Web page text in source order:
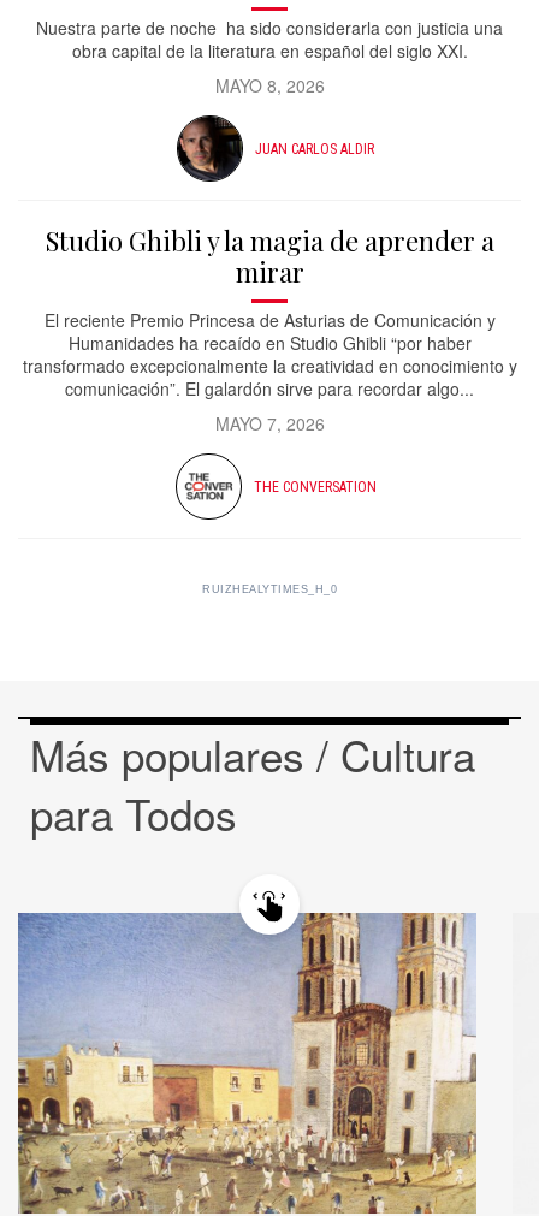
Nuestra parte de noche ha sido considerarla con justicia una
obra capital de la literatura en español del siglo XXI.
MAYO 8, 2026
JUAN CARLOS ALDIR
Studio Ghibli y la magia de aprender a
mirar
El reciente Premio Princesa de Asturias de Comunicación y
Humanidades ha recaído en Studio Ghibli “por haber
transformado excepcionalmente la creatividad en conocimiento y
comunicación”. El galardón sirve para recordar algo...
MAYO 7, 2026
THE CONVERSATION
RUIZHEALYTIMES_H_0
Más populares / Cultura
para Todos